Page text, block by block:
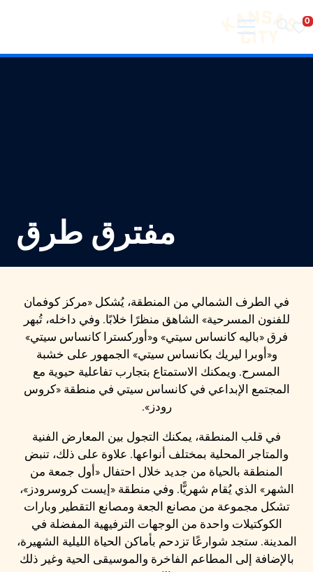
تفضل بزيارة مدينة كانساس سيتي
مفترق طرق
في الطرف الشمالي من المنطقة، يُشكل «مركز كوفمان
للفنون المسرحية» الشاهق منظرًا خلابًا. وفي داخله، تُبهر
فرق «باليه كانساس سيتي» و«أوركسترا كانساس سيتي»
و«أوبرا ليريك بكانساس سيتي» الجمهور على خشبة
المسرح. ويمكنك الاستمتاع بتجارب تفاعلية حيوية مع
المجتمع الإبداعي في كانساس سيتي في منطقة «كروس
رودز».
في قلب المنطقة، يمكنك التجول بين المعارض الفنية
والمتاجر المحلية بمختلف أنواعها. علاوة على ذلك، تنبض
المنطقة بالحياة من جديد خلال احتفال «أول جمعة من
الشهر» الذي يُقام شهريًّا. وفي منطقة «إيست كروسرودز»،
تشكل مجموعة من مصانع الجعة ومصانع التقطير وبارات
الكوكتيلات واحدة من الوجهات الترفيهية المفضلة في
المدينة. ستجد شوارعًا تزدحم بأماكن الحياة الليلية الشهيرة،
بالإضافة إلى المطاعم الفاخرة والموسيقى الحية وغير ذلك